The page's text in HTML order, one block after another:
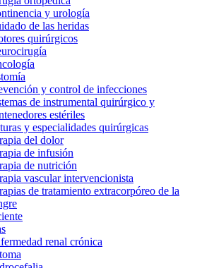
y urología
de las heridas
quirúrgicos
y control de infecciones
de instrumental quirúrgico y
estériles
y especialidades quirúrgicas
del dolor
de infusión
de nutrición
vascular intervencionista
de tratamiento extracorpóreo de la
renal crónica